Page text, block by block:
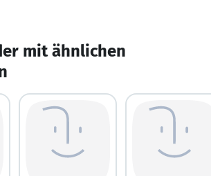
mit ähnlichen